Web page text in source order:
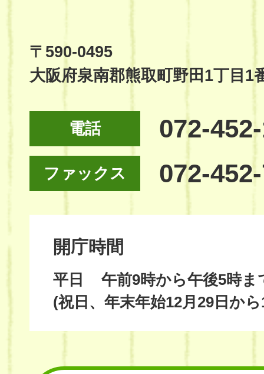
Site
〒590-0495
大阪府泉南郡熊取町野田1丁目1
電話 072-
ファックス 072-
開庁時間
平日
午前9時から午後5時ま
(祝日、年末年始12月29日か